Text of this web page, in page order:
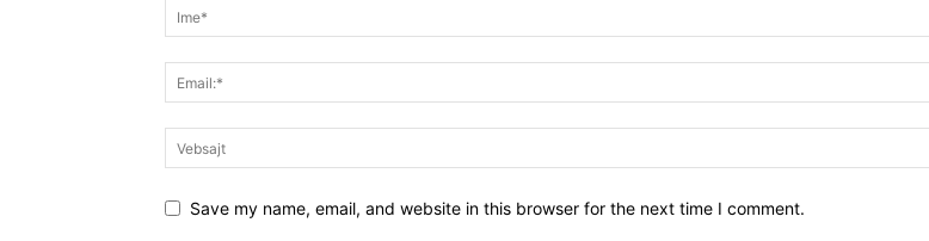
Save my name, email, and website in this browser for the next time I comment.